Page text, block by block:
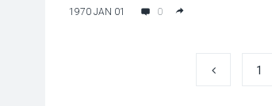
1970 JAN 01 0
1